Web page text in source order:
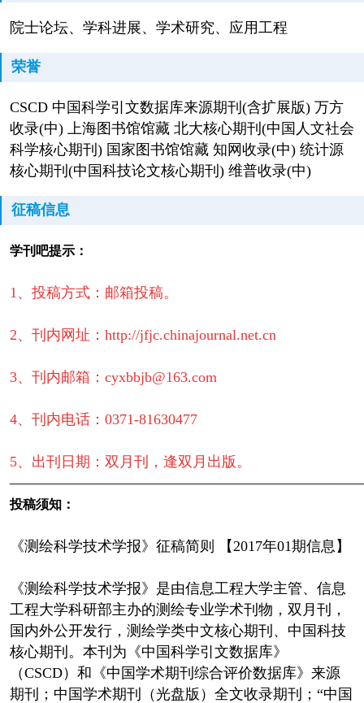
院士论坛、学科进展、学术研究、应用工程
荣誉
CSCD 中国科学引文数据库来源期刊(含扩展版) 万方
收录(中) 上海图书馆馆藏 北大核心期刊(中国人文社会
科学核心期刊) 国家图书馆馆藏 知网收录(中) 统计源
核心期刊(中国科技论文核心期刊) 维普收录(中)
征稿信息
学刊吧提示：
1、投稿方式：邮箱投稿。
2、刊内网址：http://jfjc.chinajournal.net.cn
3、刊内邮箱：cyxbbjb@163.com
4、刊内电话：0371-81630477
5、出刊日期：双月刊，逢双月出版。
投稿须知：
《测绘科学技术学报》征稿简则 【2017年01期信息】
《测绘科学技术学报》是由信息工程大学主管、信息
工程大学科研部主办的测绘专业学术刊物，双月刊，
国内外公开发行，测绘学类中文核心期刊、中国科技
核心期刊。本刊为《中国科学引文数据库》
（CSCD）和《中国学术期刊综合评价数据库》来源
期刊；中国学术期刊（光盘版）全文收录期刊；“中国